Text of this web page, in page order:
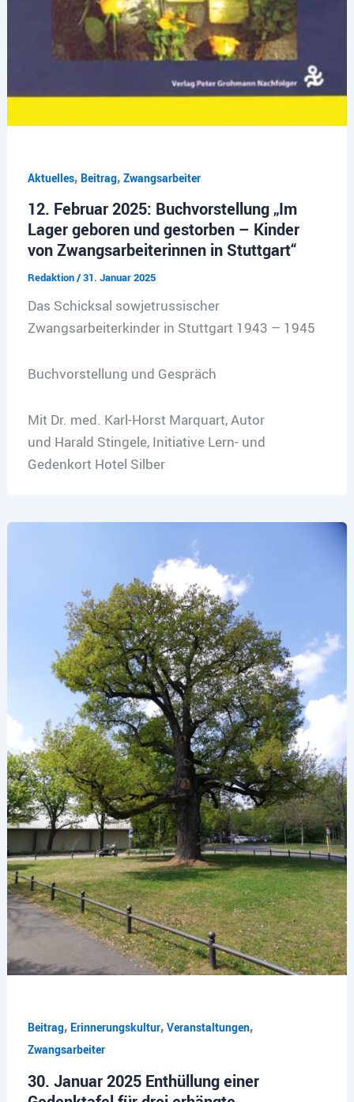
Aktuelles, Beitrag, Zwangsarbeiter
12. Februar 2025: Buchvorstellung „Im
Lager geboren und gestorben – Kinder
von Zwangsarbeiterinnen in Stuttgart“
Redaktion/31. Januar 2025
Das Schicksal sowjetrussischer
Zwangsarbeiterkinder in Stuttgart 1943 – 1945
Buchvorstellung und Gespräch
Mit Dr. med. Karl-Horst Marquart, Autor
und Harald Stingele, Initiative Lern- und
Gedenkort Hotel Silber
Beitrag, Erinnerungskultur, Veranstaltungen,
Zwangsarbeiter
30. Januar 2025 Enthüllung einer